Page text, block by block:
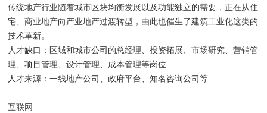
传统地产行业随着城市区块均衡发展以及功能独立的需要，正在从住
宅、商业地产向产业地产过渡转型，由此也催生了建筑工业化这类的
技术革新。
人才缺口：区域和城市公司的总经理、投资拓展、市场研究、营销管
理、项目管理、设计管理、成本管理等岗位
人才来源：一线地产公司、政府平台、知名咨询公司等
互联网